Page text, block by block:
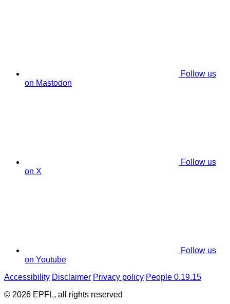
Follow us
on Mastodon
Follow us
on X
Follow us
on Youtube
Accessibility Disclaimer Privacy policy People 0.19.15
© 2026 EPFL, all rights reserved